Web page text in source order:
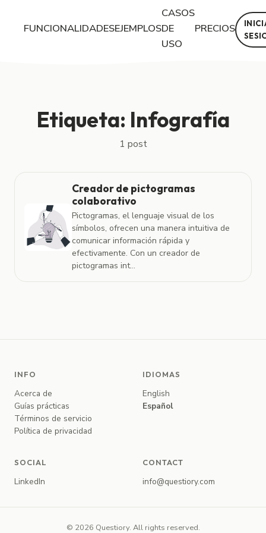
FUNCIONALIDADESEJEMPLOS
CASOS
DE
USO
PRECIOS
Etiqueta: Infografía
1 post
Creador de pictogramas
colaborativo
Pictogramas, el lenguaje visual de los
símbolos, ofrecen una manera intuitiva de
comunicar información rápida y
efectivamente. Con un creador de
pictogramas int...
INFO
Acerca de
Guías prácticas
Términos de servicio
Política de privacidad
IDIOMAS
English
Español
SOCIAL
LinkedIn
CONTACT
info@questiory.com
© 2026 Questiory. All rights reserved.